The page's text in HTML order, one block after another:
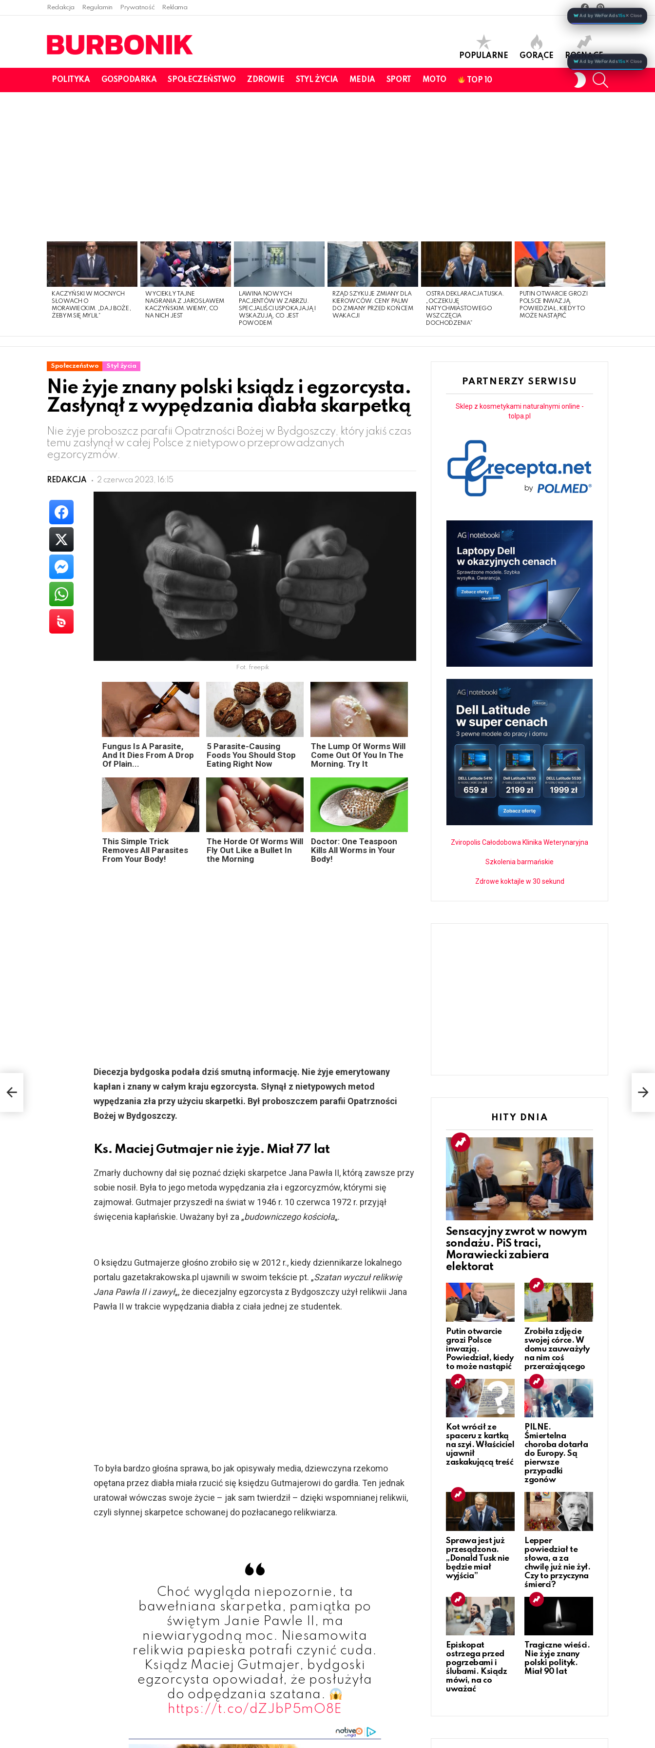
Redakcja Regulamin Prywatność Reklama
facebook
POPULARNE GORĄCE ROSNĄCE
POLITYKA GOSPODARKA SPOŁECZEŃSTWO ZDROWIE STYL ŻYCIA MEDIA SPORT MOTO TOP 10
SWITCH
SKIN
LATEST
KACZYŃSKI W MOCNYCH
SŁOWACH O
MORAWIECKIM. „DAJ BOŻE,
ŻEBYM SIĘ MYLIŁ”
WYCIEKŁY TAJNE
NAGRANIA Z JAROSŁAWEM
KACZYŃSKIM. WIEMY, CO
NA NICH JEST
LAWINA NOWYCH
PACJENTÓW W ZABRZU.
SPECJALIŚCI USPOKAJAJĄ I
WSKAZUJĄ, CO JEST
POWODEM
RZĄD SZYKUJE ZMIANY DLA
KIEROWCÓW. CENY PALIW
DO ZMIANY PRZED KOŃCEM
WAKACJI
OSTRA DEKLARACJA TUSKA.
„OCZEKUJĘ
NATYCHMIASTOWEGO
WSZCZĘCIA
DOCHODZENIA”
PUTIN OTWARCIE GROZI
POLSCE INWAZJĄ.
POWIEDZIAŁ, KIEDY TO
MOŻE NASTĄPIĆ
Społeczeństwo Styl życia
Nie żyje znany polski ksiądz i egzorcysta.
Zasłynął z wypędzania diabła skarpetką
Nie żyje proboszcz parafii Opatrzności Bożej w Bydgoszczy, który jakiś czas
temu zasłynął w całej Polsce z nietypowo przeprowadzanych
egzorcyzmów.
REDAKCJA 2 czerwca 2023, 16:15
Fot. freepik
Fungus Is A Parasite,
And It Dies From A Drop
Of Plain...
5 Parasite-Causing
Foods You Should Stop
Eating Right Now
The Lump Of Worms Will
Come Out Of You In The
Morning. Try It
This Simple Trick
Removes All Parasites
From Your Body!
The Horde Of Worms Will
Fly Out Like a Bullet In
the Morning
Doctor: One Teaspoon
Kills All Worms in Your
Body!
Diecezja bydgoska podała dziś smutną informację. Nie żyje emerytowany
kapłan i znany w całym kraju egzorcysta. Słynął z nietypowych metod
wypędzania zła przy użyciu skarpetki. Był proboszczem parafii Opatrzności
Bożej w Bydgoszczy.
Ks. Maciej Gutmajer nie żyje. Miał 77 lat
Zmarły duchowny dał się poznać dzięki skarpetce Jana Pawła II, którą zawsze przy
sobie nosił. Była to jego metoda wypędzania zła i egzorcyzmów, którymi się
zajmował. Gutmajer przyszedł na świat w 1946 r. 10 czerwca 1972 r. przyjął
święcenia kapłańskie. Uważany był za „budowniczego kościoła„.
O księdzu Gutmajerze głośno zrobiło się w 2012 r., kiedy dziennikarze lokalnego
portalu gazetakrakowska.pl ujawnili w swoim tekście pt. „Szatan wyczuł relikwię
Jana Pawła II i zawył„, że diecezjalny egzorcysta z Bydgoszczy użył relikwii Jana
Pawła II w trakcie wypędzania diabła z ciała jednej ze studentek.
To była bardzo głośna sprawa, bo jak opisywały media, dziewczyna rzekomo
opętana przez diabła miała rzucić się księdzu Gutmajerowi do gardła. Ten jednak
uratował wówczas swoje życie – jak sam twierdził – dzięki wspomnianej relikwii,
czyli słynnej skarpetce schowanej do pozłacanego relikwiarza.
Choć wygląda niepozornie, ta
bawełniana skarpetka, pamiątka po
świętym Janie Pawle II, ma
niewiarygodną moc. Niesamowita
relikwia papieska potrafi czynić cuda.
Ksiądz Maciej Gutmajer, bydgoski
egzorcysta opowiadał, że posłużyła
do odpędzania szatana.
https://t.co/dZJbP5mO8E
PARTNERZY SERWISU
Sklep z kosmetykami naturalnymi online -
tolpa.pl
Zviropolis Całodobowa Klinika Weterynaryjna
Szkolenia barmańskie
Zdrowe koktajle w 30 sekund
HITY DNIA
Sensacyjny zwrot w nowym
sondażu. PiS traci,
Morawiecki zabiera
elektorat
Putin otwarcie
grozi Polsce
inwazją.
Powiedział, kiedy
to może nastąpić
Zrobiła zdjęcie
swojej córce. W
domu zauważyły
na nim coś
przerażającego
Kot wrócił ze
spaceru z kartką
na szyi. Właściciel
ujawnił
zaskakującą treść
PILNE.
Śmiertelna
choroba dotarła
do Europy. Są
pierwsze
przypadki
zgonów
Sprawa jest już
przesądzona.
„Donald Tusk nie
będzie miał
wyjścia”
Lepper
powiedział te
słowa, a za
chwilę już nie żył.
Czy to przyczyna
śmierci?
Episkopat
ostrzega przed
pogrzebami i
ślubami. Ksiądz
mówi, na co
uważać
Tragiczne wieści.
Nie żyje znany
polski polityk.
Miał 90 lat
Ad by WeForAds15s✕ Close
Ad by WeForAds15s✕ Close